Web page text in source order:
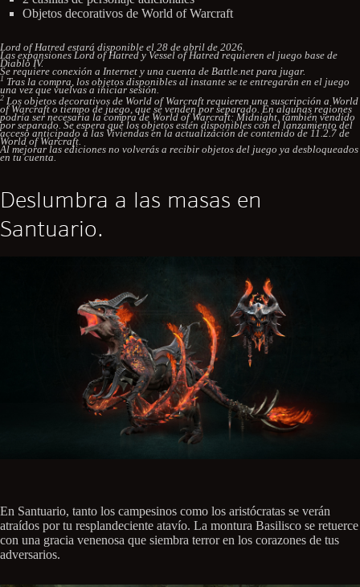
Objetos decorativos de World of Warcraft
Lord of Hatred estará disponible el 28 de abril de 2026.
Las expansiones Lord of Hatred y Vessel of Hatred requieren el juego base de
Diablo IV.
Se requiere conexión a Internet y una cuenta de Battle.net para jugar.
1 Tras la compra, los objetos disponibles al instante se te entregarán en el juego
una vez que vuelvas a iniciar sesión.
2 Los objetos decorativos de World of Warcraft requieren una suscripción a World
of Warcraft o tiempo de juego, que se venden por separado. En algunas regiones
podría ser necesaria la compra de World of Warcraft: Midnight, también vendido
por separado. Se espera que los objetos estén disponibles con el lanzamiento del
acceso anticipado a las Viviendas en la actualización de contenido de 11.2.7 de
World of Warcraft.
Al mejorar las ediciones no volverás a recibir objetos del juego ya desbloqueados
en tu cuenta.
Deslumbra a las masas en
Santuario.
En Santuario, tanto los campesinos como los aristócratas se verán
atraídos por tu resplandeciente atavío. La montura Basilisco se retuerce
con una gracia venenosa que siembra terror en los corazones de tus
adversarios.